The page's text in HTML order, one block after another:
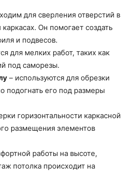
для сверления отверстий в
Он помогает создать
и подвесов.
для мелких работ, таких как
под саморезы.
– используются для обрезки
подогнать его под размеры
горизонтальности каркасной
размещения элементов
работы на высоте,
потолка происходит на